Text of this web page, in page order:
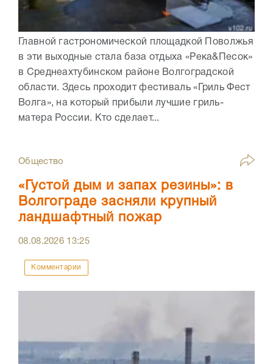
Главной гастрономической площадкой Поволжья
в эти выходные стала база отдыха «Река&Песок»
в Среднеахтубинском районе Волгоградской
области. Здесь проходит фестиваль «Гриль Фест
Волга», на который прибыли лучшие гриль-
матера России. Кто сделает...
Общество
«Густой дым и запах резины»: в
Волгограде засняли крупный
ландшафтный пожар
08.08.2026 13:25
Комментарии